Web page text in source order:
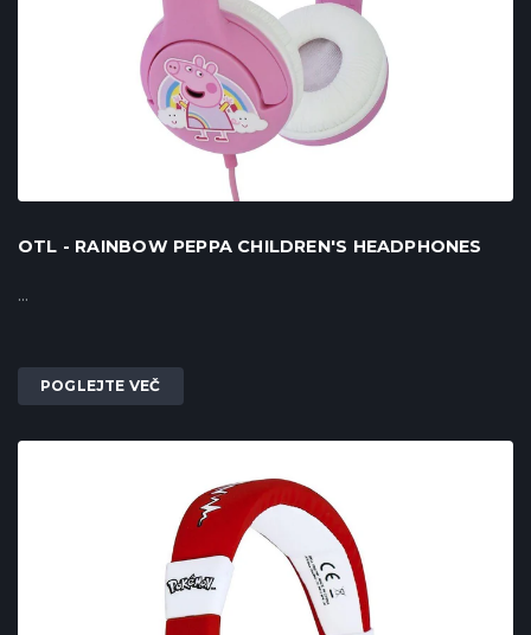
OTL - RAINBOW PEPPA CHILDREN'S HEADPHONES
...
POGLEJTE VEČ